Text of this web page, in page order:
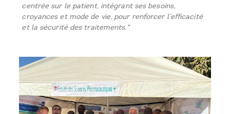
centrée sur le patient, intégrant ses besoins,
croyances et mode de vie, pour renforcer l’efficacité
et la sécurité des traitements."